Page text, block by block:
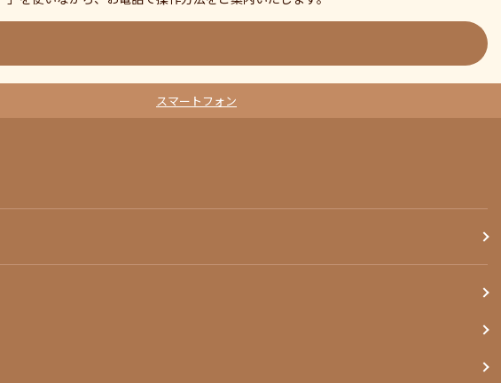
スマートフォン